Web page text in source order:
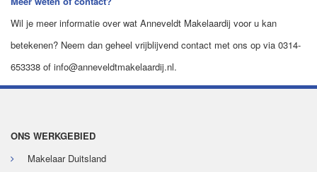
Wil je meer informatie over wat Anneveldt Makelaardij voor u kan
betekenen? Neem dan geheel vrijblijvend contact met ons op via 0314-
653338 of info@anneveldtmakelaardij.nl.
ONS WERKGEBIED
Makelaar Duitsland